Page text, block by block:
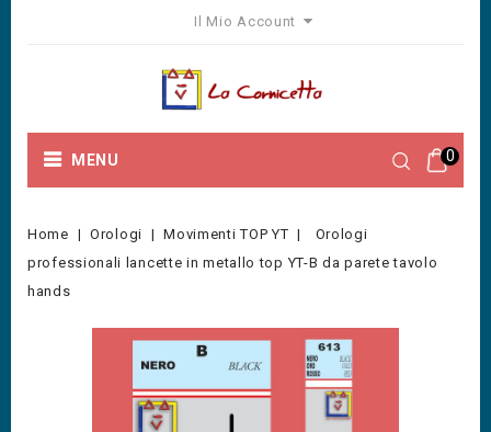
Il Mio Account
0
MENU
Home Orologi Movimenti TOP YT
Orologi
professionali lancette in metallo top YT-B da parete tavolo
hands